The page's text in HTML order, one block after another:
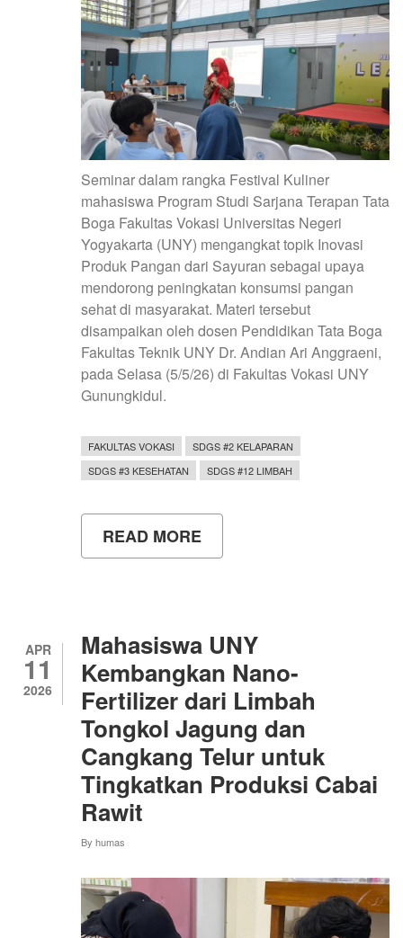
Seminar dalam rangka Festival Kuliner
mahasiswa Program Studi Sarjana Terapan Tata
Boga Fakultas Vokasi Universitas Negeri
Yogyakarta (UNY) mengangkat topik Inovasi
Produk Pangan dari Sayuran sebagai upaya
mendorong peningkatan konsumsi pangan
sehat di masyarakat. Materi tersebut
disampaikan oleh dosen Pendidikan Tata Boga
Fakultas Teknik UNY Dr. Andian Ari Anggraeni,
pada Selasa (5/5/26) di Fakultas Vokasi UNY
Gunungkidul.
FAKULTAS VOKASI
SDGS #2 KELAPARAN
SDGS #3 KESEHATAN
SDGS #12 LIMBAH
READ MORE
TAK
UNGKAP
POTENSI
BESAR
INOVASI
PANGAN
BERBASIS
SAYUR
APR
11
2026
Mahasiswa UNY
Kembangkan Nano-
Fertilizer dari Limbah
Tongkol Jagung dan
Cangkang Telur untuk
Tingkatkan Produksi Cabai
Rawit
By humas